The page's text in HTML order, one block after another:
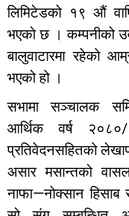
लिमिटेडको १९ औं
भएको छ । कम्पनीको
बालुवाटारमा रहेको
भएको हो ।
सभामा सञ्चालक
आर्थिक वर्ष
प्रतिवेदनसहितको
असार मसान्तको
नाफा—नोक्सान